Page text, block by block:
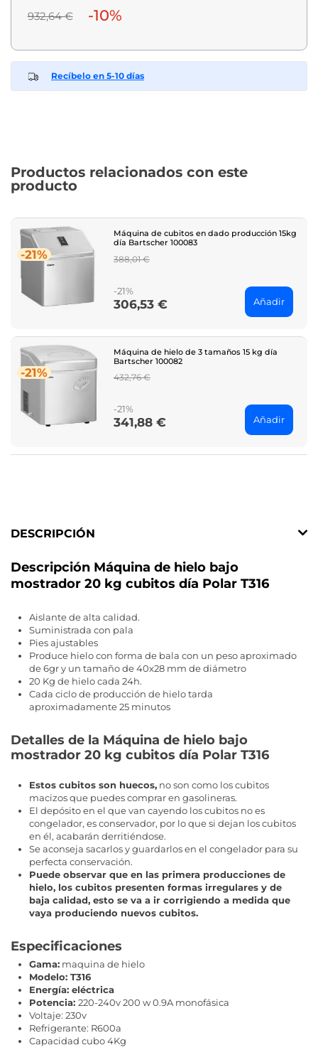
932,64 € -10%
Recíbelo en 5-10 días
Productos relacionados con este
producto
-21%
Máquina de cubitos en dado producción 15kg
día Bartscher 100083
Regular
388,01 €
-21%
Price
306,53 € Añadir
-21%
Máquina de hielo de 3 tamaños 15 kg día
Bartscher 100082
Regular
432,76 €
-21%
Price
341,88 € Añadir
DESCRIPCIÓN
Descripción Máquina de hielo bajo
mostrador 20 kg cubitos día Polar T316
Aislante de alta calidad.
Suministrada con pala
Pies ajustables
Produce hielo con forma de bala con un peso aproximado
de 6gr y un tamaño de 40x28 mm de diámetro
20 Kg de hielo cada 24h.
Cada ciclo de producción de hielo tarda
aproximadamente 25 minutos
Detalles de la Máquina de hielo bajo
mostrador 20 kg cubitos día Polar T316
Estos cubitos son huecos, no son como los cubitos
macizos que puedes comprar en gasolineras.
El depósito en el que van cayendo los cubitos no es
congelador, es conservador, por lo que si dejan los cubitos
en él, acabarán derritiéndose.
Se aconseja sacarlos y guardarlos en el congelador para su
perfecta conservación.
Puede observar que en las primera producciones de
hielo, los cubitos presenten formas irregulares y de
baja calidad, esto se va a ir corrigiendo a medida que
vaya produciendo nuevos cubitos.
Especificaciones
Gama: maquina de hielo
Modelo: T316
Energía: eléctrica
Potencia: 220-240v 200 w 0.9A monofásica
Voltaje: 230v
Refrigerante: R600a
Capacidad cubo 4Kg